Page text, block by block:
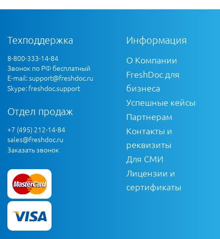
Техподдержка
8-800-333-14-84
Звонок по РФ бесплатный
E-mail:support@freshdoc.ru
Skype: freshdoc.support
Отдел продаж
+7 (495) 212-14-84
sales@freshdoc.ru
Заказать звонок
Информация
О Компании
FreshDoc для
бизнеса
Успешные кейсы
Партнерам
Контакты и
реквизиты
Для СМИ
Лицензии и
сертификаты